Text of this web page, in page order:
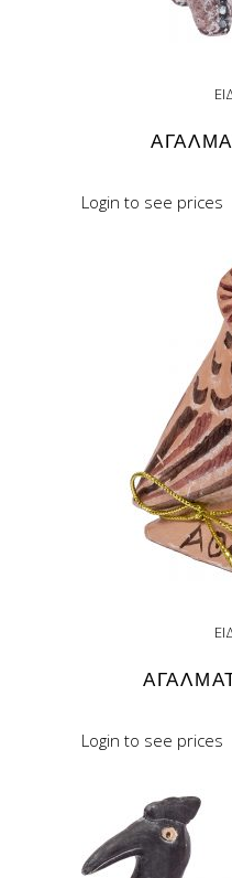
Login to see prices
Login to see prices